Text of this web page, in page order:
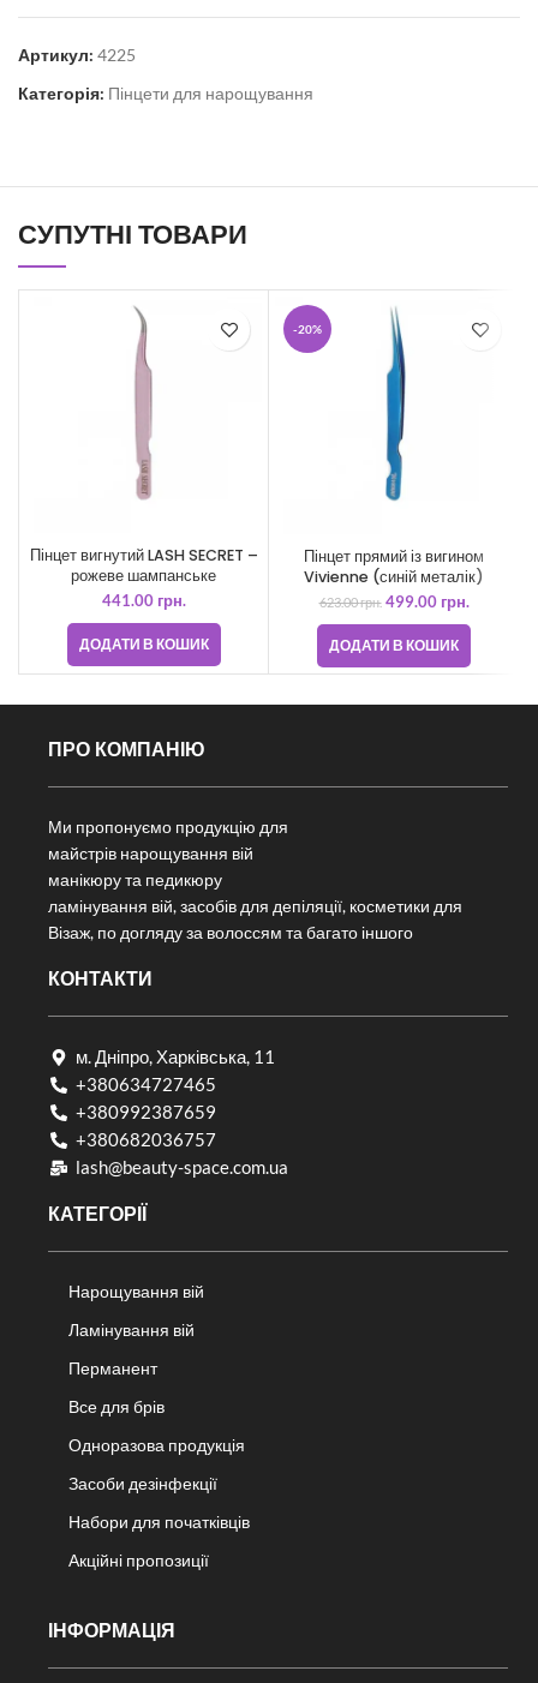
Артикул: 4225
Категорія: Пінцети для нарощування
СУПУТНІ ТОВАРИ
Пінцет вигнутий LASH SECRET –
рожеве шампанське
441.00 грн.
ДОДАТИ В КОШИК
-20%
Пінцет прямий із вигином
Vivienne (синій металік)
623.00грн. 499.00 грн.
ДОДАТИ В КОШИК
ПРО КОМПАНІЮ
Ми пропонуємо продукцію для
майстрів нарощування вій
манікюру та педикюру
ламінування вій, засобів для депіляції, косметики для
Візаж, по догляду за волоссям та багато іншого
КОНТАКТИ
м. Дніпро, Харківська, 11
+380634727465
+380992387659
+380682036757​
lash@beauty-space.com.ua
КАТЕГОРІЇ
Нарощування вій
Ламінування вій
Перманент
Все для брів
Одноразова продукція
Засоби дезінфекції
Набори для початківців
Акційні пропозиції
ІНФОРМАЦІЯ